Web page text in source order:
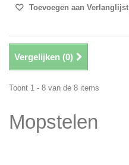
Toevoegen aan Verlanglijst
Vergelijken (0)
Toont 1 - 8 van de 8 items
Mopstelen